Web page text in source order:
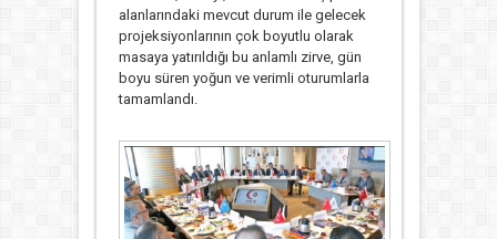
alanlarındaki mevcut durum ile gelecek
projeksiyonlarının çok boyutlu olarak
masaya yatırıldığı bu anlamlı zirve, gün
boyu süren yoğun ve verimli oturumlarla
tamamlandı.